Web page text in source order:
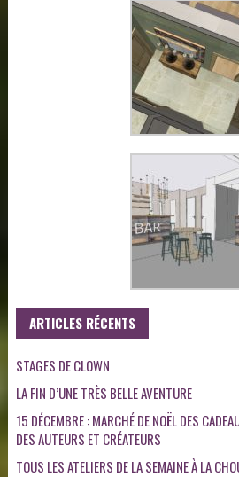
ARTICLES RÉCENTS
STAGES DE CLOWN
LA FIN D’UNE TRÈS BELLE AVENTURE
15 DÉCEMBRE : MARCHÉ DE NOËL DES
DES AUTEURS ET CRÉATEURS
TOUS LES ATELIERS DE LA SEMAINE À LA